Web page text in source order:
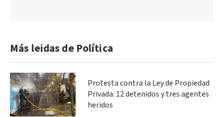
Más leidas de Política
Protesta contra la Ley de Propiedad
Privada: 12 detenidos y tres agentes
heridos